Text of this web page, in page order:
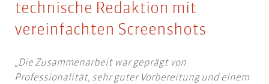
technische Redaktion mit
vereinfachten Screenshots
Die Zusammenarbeit war geprägt von
Professionalität, sehr guter Vorbereitung und einem